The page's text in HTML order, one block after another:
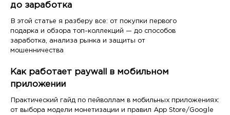
до заработка
В этой статье я разберу все: от покупки первого
подарка и обзора топ-коллекций — до способов
заработка, анализа рынка и защиты от
мошенничества
Как работает paywall в мобильном
приложении
Практический гайд по пейволлам в мобильных приложениях:
от выбора модели монетизации и правил App Store/Google